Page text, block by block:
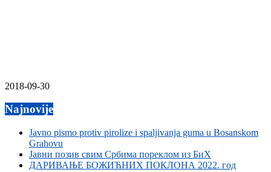
2018-09-30
Najnovije
Javno pismo protiv pirolize i spaljivanja guma u Bosanskom
Grahovu
Јавни позив свим Србима пореклом из БиХ
ДАРИВАЊЕ БОЖИЋНИХ ПОКЛОНА 2022. год